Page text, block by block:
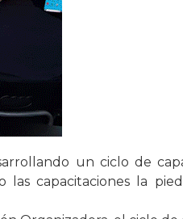
un ciclo de
las capacitaciones la